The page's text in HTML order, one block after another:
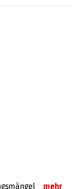
mehr